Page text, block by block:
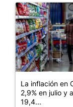
Un artículo de
La inflación en
2,9% en julio y
19,4...